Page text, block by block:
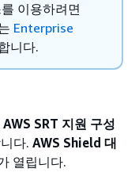
이용하려면
Enterprise
니다.
AWS SRT 지원 구성
다. AWS Shield 대
열립니다.